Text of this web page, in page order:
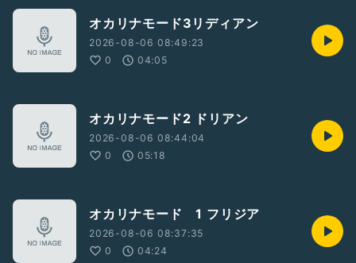
オカリナモード3リディアン
2026-08-06 08:49:23
0
04:05
オカリナモード2 ドリアン
2026-08-06 08:44:04
0
05:18
オカリナモード 1 フリジア
2026-08-06 08:37:35
0
04:24